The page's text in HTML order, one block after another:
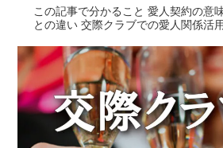
この記事で分かること 愛人契約の意
との違い 交際クラブでの愛人関係活